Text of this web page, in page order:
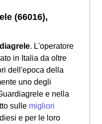
(66016),
. L'operatore
in Italia da oltre
dell'epoca della
uno degli
e nella
sulle migliori
e per le loro